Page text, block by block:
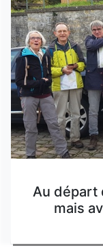
Au départ
mais